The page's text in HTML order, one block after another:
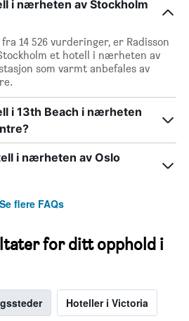
i nærheten av Stockholm
14 526 vurderinger, er Radisson
et hotell i nærheten av
som varmt anbefales av
i 13th Beach i nærheten
i nærheten av Oslo
Se flere FAQs
for ditt opphold i
Hoteller i Victoria